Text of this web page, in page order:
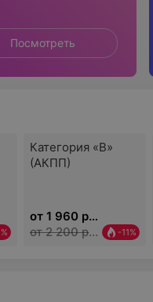
Посмотреть
Категория «B»
(АКПП)
-11%
от 1 960 руб.
от 2 200 руб.